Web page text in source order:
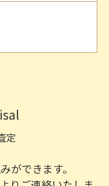
定
ができます。